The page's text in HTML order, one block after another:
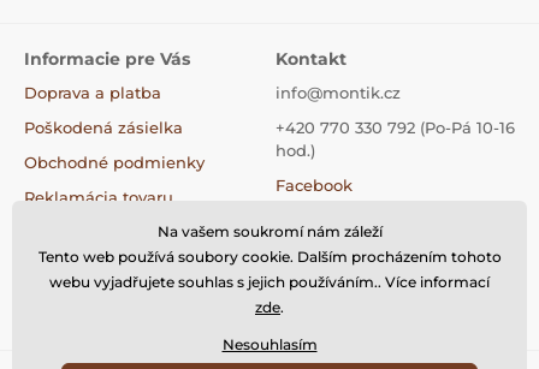
Informacie pre Vás
Doprava a platba
Poškodená zásielka
Obchodné podmienky
Reklamácia tovaru
Vrátenie tovaru
Kontakt
info@montik.cz
+420 770 330 792 (Po-Pá 10-16
hod.)
Facebook
Tiktok
Na vašem soukromí nám záleží
Tento web používá soubory cookie. Dalším procházením tohoto
webu vyjadřujete souhlas s jejich používáním.. Více informací
zde.
Nesouhlasím